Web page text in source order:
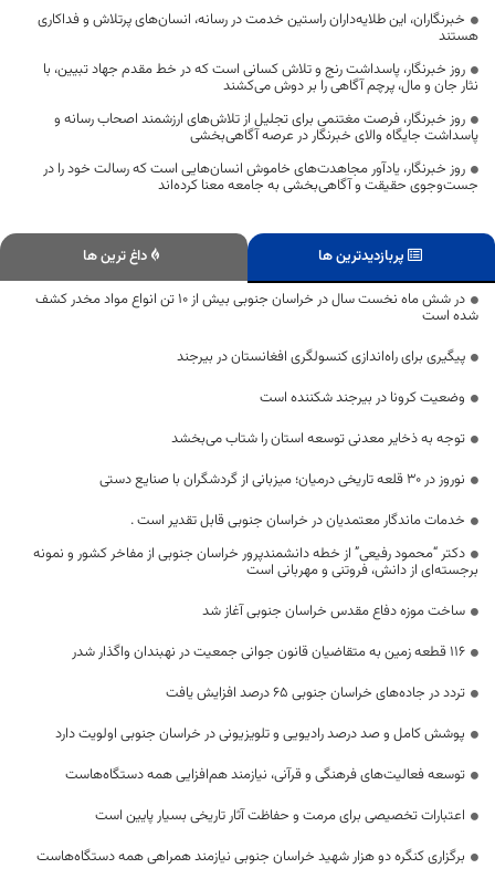
خبرنگاران، این طلایه‌داران راستین خدمت در رسانه، انسان‌های پرتلاش و فداکاری
هستند
روز خبرنگار، پاسداشت رنج و تلاش کسانی است که در خط مقدم جهاد تبیین، با
نثار جان و مال، پرچم آگاهی را بر دوش می‌کشند
روز خبرنگار، فرصت مغتنمی برای تجلیل از تلاش‌های ارزشمند اصحاب رسانه و
پاسداشت جایگاه والای خبرنگار در عرصه آگاهی‌بخشی
روز خبرنگار، یادآور مجاهدت‌های خاموش انسان‌هایی است که رسالت خود را در
جست‌وجوی حقیقت و آگاهی‌بخشی به جامعه معنا کرده‌اند
پربازدیدترین ها
داغ ترین ها
در شش ماه نخست سال در خراسان جنوبی بیش از ۱۰ تن انواع مواد مخدر کشف
شده است
پیگیری برای راه‌اندازی کنسولگری افغانستان در بیرجند
وضعیت کرونا در بیرجند شکننده است
توجه به ذخایر معدنی توسعه استان را شتاب می‌بخشد
نوروز در ۳۰ قلعه تاریخی درمیان؛ میزبانی از گردشگران با صنایع دستی
خدمات ماندگار معتمدیان در خراسان جنوبی قابل تقدیر است .
دکتر “محمود رفیعی” از خطه دانشمندپرور خراسان جنوبی از مفاخر کشور و نمونه
برجسته‌ای از دانش، فروتنی و مهربانی است
ساخت موزه دفاع مقدس خراسان جنوبی آغاز شد
۱۱۶ قطعه زمین به متقاضیان قانون جوانی جمعیت در نهبندان واگذار شدر
تردد در جاده‌های خراسان جنوبی ۶۵ درصد افزایش یافت
پوشش کامل و صد درصد رادیویی و تلویزیونی در خراسان جنوبی اولویت دارد
توسعه فعالیت‌های فرهنگی و قرآنی، نیازمند هم‌افزایی همه دستگاه‌هاست
اعتبارات تخصیصی برای مرمت و حفاظت آثار تاریخی بسیار پایین است
برگزاری کنگره دو هزار شهید خراسان جنوبی نیازمند همراهی همه دستگاه‌هاست